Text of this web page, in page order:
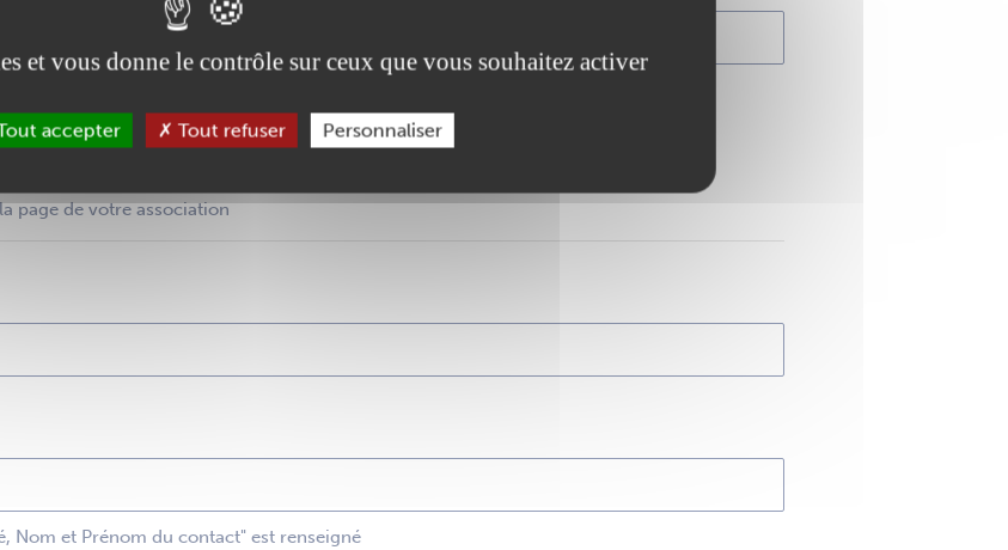
page de votre association
Nom et Prénom du contact" est renseigné
et vous donne le contrôle sur ceux que vous souhaitez activer
accepter Tout refuser Personnaliser